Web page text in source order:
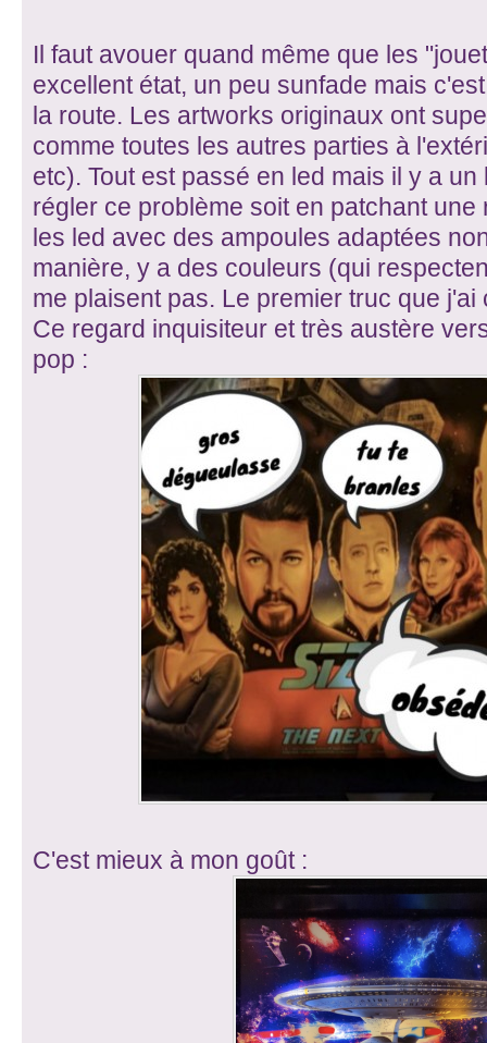
Il faut avouer quand même que les
excellent état, un peu sunfade mais
la route. Les artworks originaux ont
comme toutes les autres parties à
etc). Tout est passé en led mais il y a
régler ce problème soit en patchant
les led avec des ampoules adaptées
manière, y a des couleurs (qui
me plaisent pas. Le premier truc que
Ce regard inquisiteur et très austère
pop :
C'est mieux à mon goût :